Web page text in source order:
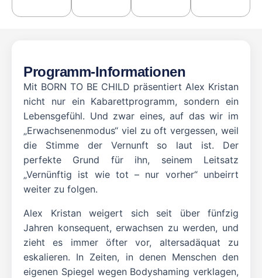
Programm-Informationen
Mit BORN TO BE CHILD präsentiert Alex Kristan
nicht nur ein Kabarettprogramm, sondern ein
Lebensgefühl. Und zwar eines, auf das wir im
„Erwachsenenmodus“ viel zu oft vergessen, weil
die Stimme der Vernunft so laut ist. Der
perfekte Grund für ihn, seinem Leitsatz
„Vernünftig ist wie tot – nur vorher“ unbeirrt
weiter zu folgen.
Alex Kristan weigert sich seit über fünfzig
Jahren konsequent, erwachsen zu werden, und
zieht es immer öfter vor, altersadäquat zu
eskalieren. In Zeiten, in denen Menschen den
eigenen Spiegel wegen Bodyshaming verklagen,